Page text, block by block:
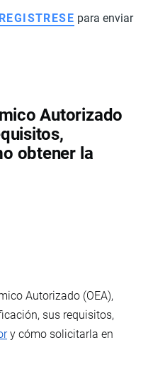
REGISTRESE para enviar
Autorizado
obtener la
Autorizado (OEA),
sus requisitos,
y cómo solicitarla en